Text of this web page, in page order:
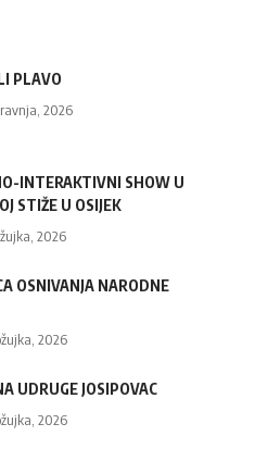
PLAVO
2026
INTERAKTIVNI SHOW U
STIŽE U OSIJEK
2026
OSNIVANJA NARODNE
2026
UDRUGE JOSIPOVAC
2026